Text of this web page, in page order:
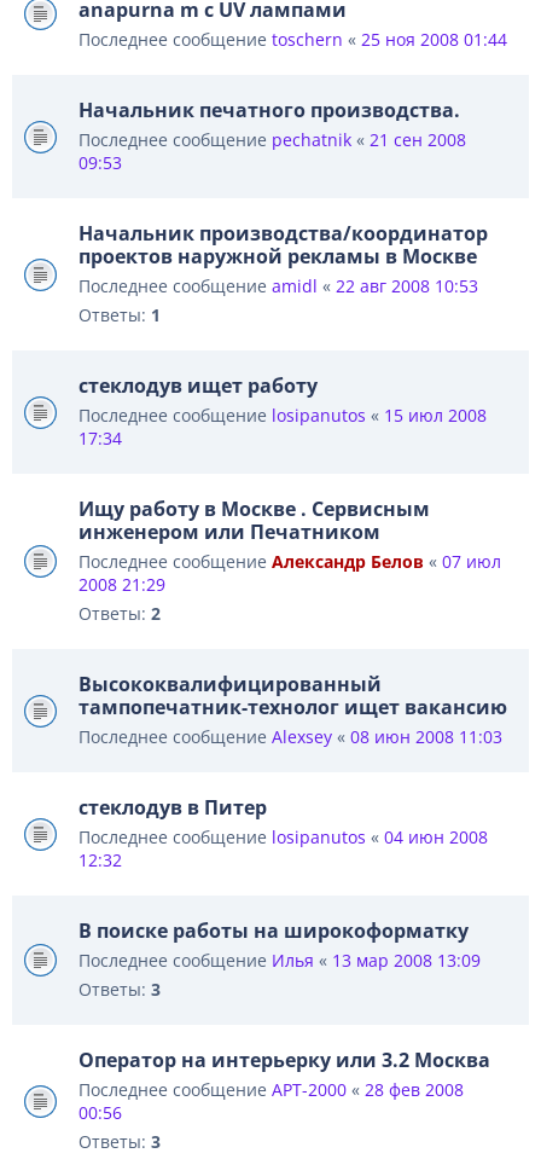
anapurna m с UV лампами
Последнее сообщение toschern « 25 ноя 2008 01:44
Начальник печатного производства.
Последнее сообщение pechatnik « 21 сен 2008
09:53
Начальник производства/координатор
проектов наружной рекламы в Москве
Последнее сообщение amidl « 22 авг 2008 10:53
Ответы: 1
стеклодув ищет работу
Последнее сообщение losipanutos « 15 июл 2008
17:34
Ищу работу в Москве . Сервисным
инженером или Печатником
Последнее сообщение Александр Белов « 07 июл
2008 21:29
Ответы: 2
Высококвалифицированный
тампопечатник-технолог ищет вакансию
Последнее сообщение Alexsey « 08 июн 2008 11:03
стеклодув в Питер
Последнее сообщение losipanutos « 04 июн 2008
12:32
В поиске работы на широкоформатку
Последнее сообщение Илья « 13 мар 2008 13:09
Ответы: 3
Оператор на интерьерку или 3.2 Москва
Последнее сообщение АРТ-2000 « 28 фев 2008
00:56
Ответы: 3